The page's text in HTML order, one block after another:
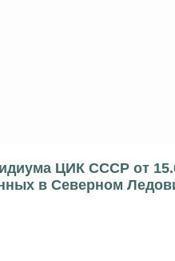
ЦИК СССР от
в Северном